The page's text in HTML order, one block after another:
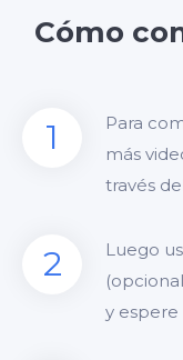
Cómo
1
Para
más
través
2
Luego
y espere